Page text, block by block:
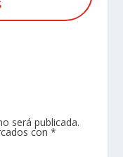
será publicada.
con *